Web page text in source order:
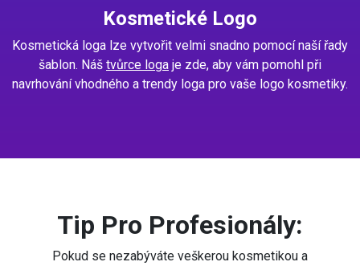
Kosmetické Logo
Kosmetická loga lze vytvořit velmi snadno pomocí naší řady
šablon. Náš tvůrce loga je zde, aby vám pomohl při
navrhování vhodného a trendy loga pro vaše logo kosmetiky.
Tip Pro Profesionály:
Pokud se nezabýváte veškerou kosmetikou a